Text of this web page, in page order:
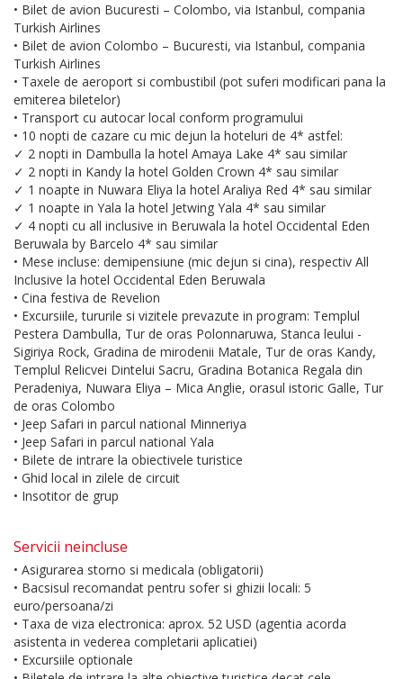
• Bilet de avion Bucuresti – Colombo, via Istanbul, compania
Turkish Airlines
• Bilet de avion Colombo – Bucuresti, via Istanbul, compania
Turkish Airlines
• Taxele de aeroport si combustibil (pot suferi modificari pana la
emiterea biletelor)
• Transport cu autocar local conform programului
• 10 nopti de cazare cu mic dejun la hoteluri de 4* astfel:
✓ 2 nopti in Dambulla la hotel Amaya Lake 4* sau similar
✓ 2 nopti in Kandy la hotel Golden Crown 4* sau similar
✓ 1 noapte in Nuwara Eliya la hotel Araliya Red 4* sau similar
✓ 1 noapte in Yala la hotel Jetwing Yala 4* sau similar
✓ 4 nopti cu all inclusive in Beruwala la hotel Occidental Eden
Beruwala by Barcelo 4* sau similar
• Mese incluse: demipensiune (mic dejun si cina), respectiv All
Inclusive la hotel Occidental Eden Beruwala
• Cina festiva de Revelion
• Excursiile, tururile si vizitele prevazute in program: Templul
Pestera Dambulla, Tur de oras Polonnaruwa, Stanca leului -
Sigiriya Rock, Gradina de mirodenii Matale, Tur de oras Kandy,
Templul Relicvei Dintelui Sacru, Gradina Botanica Regala din
Peradeniya, Nuwara Eliya – Mica Anglie, orasul istoric Galle, Tur
de oras Colombo
• Jeep Safari in parcul national Minneriya
• Jeep Safari in parcul national Yala
• Bilete de intrare la obiectivele turistice
• Ghid local in zilele de circuit
• Insotitor de grup
Servicii neincluse
• Asigurarea storno si medicala (obligatorii)
• Bacsisul recomandat pentru sofer si ghizii locali: 5
euro/persoana/zi
• Taxa de viza electronica: aprox. 52 USD (agentia acorda
asistenta in vederea completarii aplicatiei)
• Excursiile optionale